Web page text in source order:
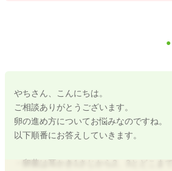
やちさん、こんにちは。
ご相談ありがとうございます。
卵の進め方についてお悩みなのですね。
以下順番にお答えしていきます。
・卵黄は耳かき1さじから2、3とどこま